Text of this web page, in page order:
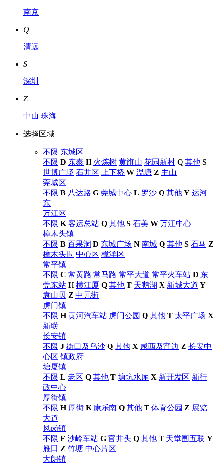
南京
Q
清远
S
深圳
Z
中山 珠海
选择区域
不限 东城区
不限 D 东泰 H 火炼树 黄旗山 花园新村 Q 其他 S
世博广场 石井区 上下桥 W 温塘 Z 主山
莞城区
不限 B 八达路 G 莞城中心 L 罗沙 Q 其他 Y 运河
东
万江区
不限 K 客运总站 Q 其他 S 石美 W 万江中心
樟木头镇
不限 B 百果洞 D 东城广场 N 南城 Q 其他 S 石马 Z
樟木头围 中心区 樟洋区
常平镇
不限 C 常黄路 常马路 常平大道 常平火车站 D 东
莞东站 H 横江厦 Q 其他 T 天鹅湖 X 新城大道 Y
袁山贝 Z 中元街
虎门镇
不限 H 黄河汽车站 虎门公园 Q 其他 T 太平广场 X
新联
长安镇
不限 J 街口及乌沙 Q 其他 X 咸西及宵边 Z 长安中
心区 镇政府
塘厦镇
不限 L 老区 Q 其他 T 塘坑水库 X 新开发区 新行
政中心
厚街镇
不限 H 厚街 K 康乐南 Q 其他 T 体育公园 Z 展览
大道
凤岗镇
不限 F 沙岭车站 G 官井头 Q 其他 T 天堂围五联 Y
雁田 Z 竹塘 中心片区
大朗镇